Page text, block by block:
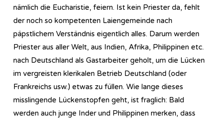
nämlich die Eucharistie, feiern. Ist kein Priester da, fehlt
der noch so kompetenten Laiengemeinde nach
päpstlichem Verständnis eigentlich alles. Darum werden
Priester aus aller Welt, aus Indien, Afrika, Philippinen etc.
nach Deutschland als Gastarbeiter geholt, um die Lücken
im vergreisten klerikalen Betrieb Deutschland (oder
Frankreichs usw.) etwas zu füllen. Wie lange dieses
misslingende Lückenstopfen geht, ist fraglich: Bald
werden auch junge Inder und Philippinen merken, dass